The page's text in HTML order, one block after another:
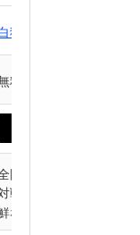
猫テニス
料
国の友達とオンラインで
戦ができるから、毎回新
な気持ちでプレイできる